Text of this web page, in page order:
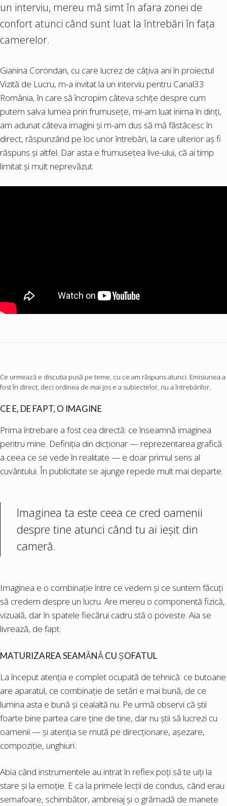
un interviu, mereu mă simt în afara zonei de
confort atunci când sunt luat la întrebări în fața
camerelor.
Gianina Corondan, cu care lucrez de câțiva ani în proiectul
Vizită de Lucru, m-a invitat la un interviu pentru Canal33
România, în care să încropim câteva schițe despre cum
putem salva lumea prin frumusețe, mi-am luat inima în dinți,
am adunat câteva imagini și m-am dus să mă fâstâcesc în
direct, răspunzând pe loc unor întrebări, la care ulterior aș fi
răspuns și altfel. Dar asta e frumusețea live-ului, că ai timp
limitat și mult neprevăzut.
Ce urmează e discuția pusă pe teme, cu ce am răspuns atunci. Emisiunea a
fost în direct, deci ordinea de mai jos e a subiectelor, nu a întrebărilor.
CE E, DE FAPT, O IMAGINE
Prima întrebare a fost cea directă: ce înseamnă imaginea
pentru mine. Definiția din dicționar — reprezentarea grafică
a ceea ce se vede în realitate — e doar primul sens al
cuvântului. În publicitate se ajunge repede mult mai departe.
Imaginea ta este ceea ce cred oamenii
despre tine atunci când tu ai ieșit din
cameră.
Imaginea e o combinație între ce vedem și ce suntem făcuți
să credem despre un lucru. Are mereu o componentă fizică,
vizuală, dar în spatele fiecărui cadru stă o poveste. Aia se
livrează, de fapt.
MATURIZAREA SEAMĂNĂ CU ȘOFATUL
La început atenția e complet ocupată de tehnică: ce butoane
are aparatul, ce combinație de setări e mai bună, de ce
lumina asta e bună și cealaltă nu. Pe urmă observi că știi
foarte bine partea care ține de tine, dar nu știi să lucrezi cu
oamenii — și atenția se mută pe direcționare, așezare,
compoziție, unghiuri.
Abia când instrumentele au intrat în reflex poți să te uiți la
stare și la emoție. E ca la primele lecții de condus, când erau
semafoare, schimbător, ambreiaj și o grămadă de manete